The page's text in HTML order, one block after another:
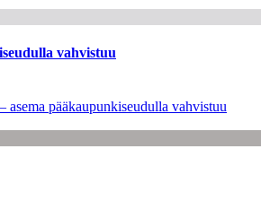
vahvistuu
pääkaupunkiseudulla vahvistuu